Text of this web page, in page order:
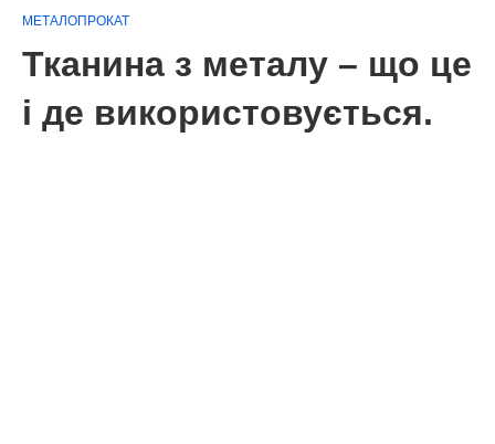
МЕТАЛОПРОКАТ
Тканина з металу – що це
і де використовується.